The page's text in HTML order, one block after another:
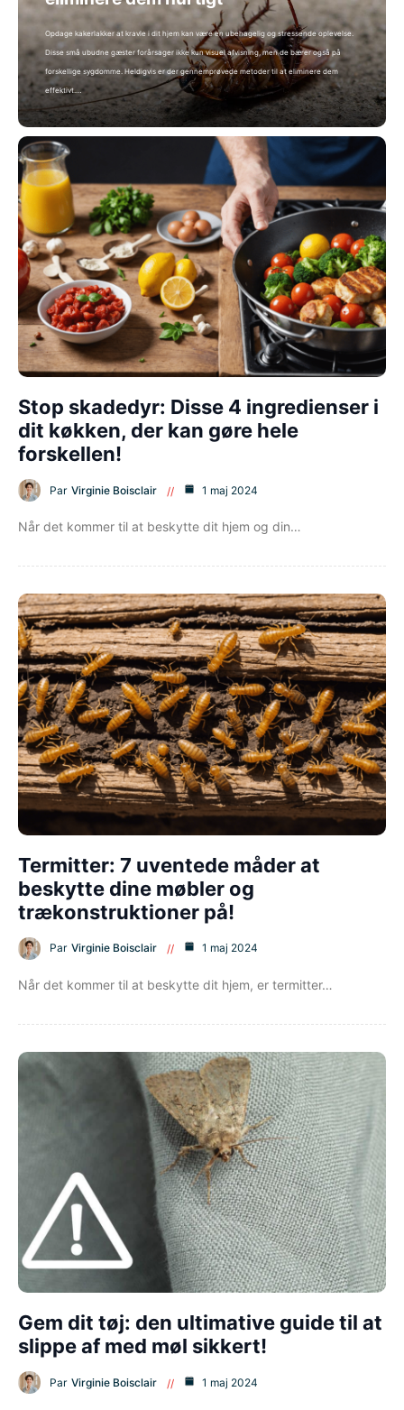
Opdage kakerlakker at kravle i dit hjem kan være en ubehagelig og stressende oplevelse.
Disse små ubudne gæster forårsager ikke kun visuel afvisning, men de bærer også på
forskellige sygdomme. Heldigvis er der gennemprøvede metoder til at eliminere dem
effektivt.…
Stop skadedyr: Disse 4 ingredienser i
dit køkken, der kan gøre hele
forskellen!
Par Virginie Boisclair 1 maj 2024
Når det kommer til at beskytte dit hjem og din…
Termitter: 7 uventede måder at
beskytte dine møbler og
trækonstruktioner på!
Par Virginie Boisclair 1 maj 2024
Når det kommer til at beskytte dit hjem, er termitter…
Gem dit tøj: den ultimative guide til at
slippe af med møl sikkert!
Par Virginie Boisclair 1 maj 2024